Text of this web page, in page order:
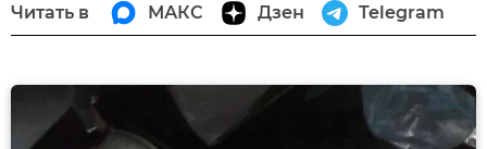
Читать в МАКС Дзен Telegram